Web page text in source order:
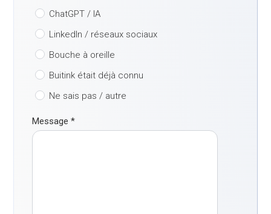
ChatGPT / IA
LinkedIn / réseaux sociaux
Bouche à oreille
Buitink était déjà connu
Ne sais pas / autre
Message*